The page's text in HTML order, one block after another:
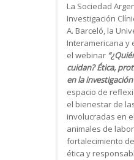
La Sociedad
Investigación
A. Barceló, la
Interamericana y
el webinar
cuidan? Ética,
en la
espacio de
el bienestar de
involucradas en
animales de
fortalecimiento
ética y